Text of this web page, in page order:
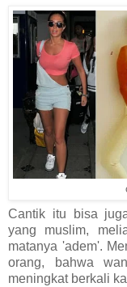
Cantik itu bisa
yang muslim,
matanya 'adem'.
orang, bahwa
meningkat berkali